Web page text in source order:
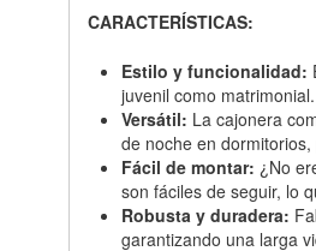
CARACTERÍSTICAS:
Estilo y funcionalidad:
juvenil como
Versátil: La cajonera
de noche en
Fácil de montar: ¿No
son fáciles de seguir, lo
Robusta y duradera:
garantizando una larga